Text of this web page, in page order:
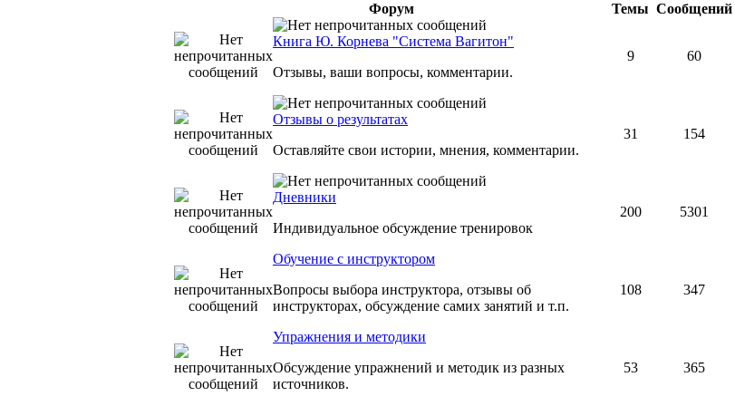
Форум Темы Сообщений
Книга Ю. Корнева "Система Вагитон"
Отзывы, ваши вопросы, комментарии.
9 60
Отзывы о результатах
Оставляйте свои истории, мнения, комментарии.
31 154
Дневники
Индивидуальное обсуждение тренировок
200 5301
Обучение с инструктором
Вопросы выбора инструктора, отзывы об
инструкторах, обсуждение самих занятий и т.п.
108 347
Упражнения и методики
Обсуждение упражнений и методик из разных
источников.
53 365